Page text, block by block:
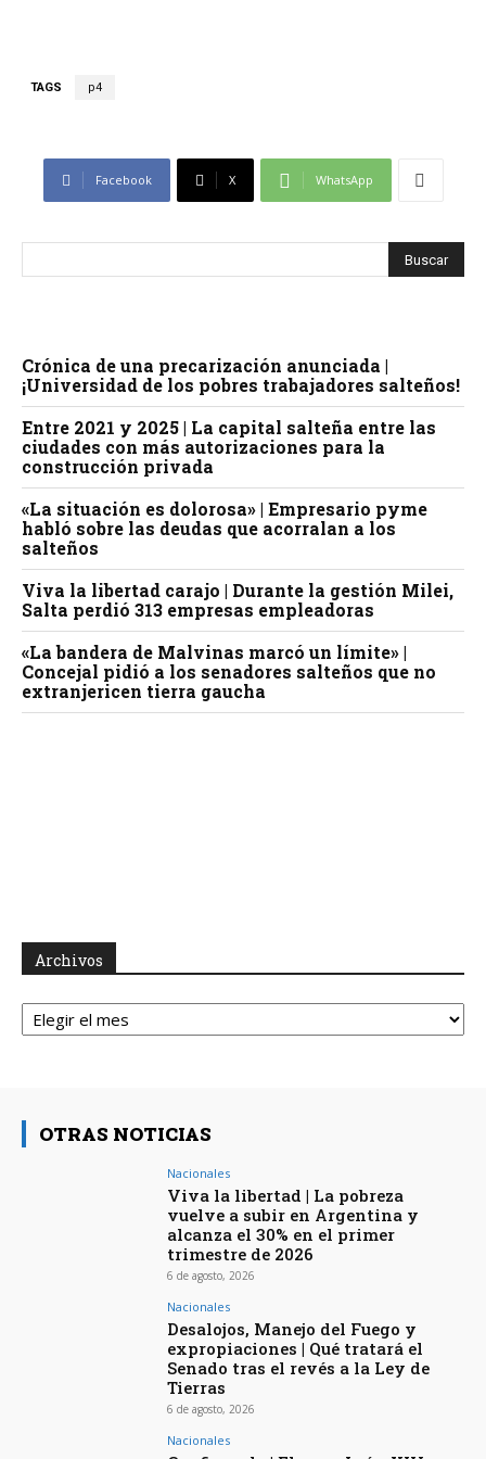
TAGS p4
Facebook X WhatsApp
Crónica de una precarización anunciada |
¡Universidad de los pobres trabajadores salteños!
Entre 2021 y 2025 | La capital salteña entre las
ciudades con más autorizaciones para la
construcción privada
«La situación es dolorosa» | Empresario pyme
habló sobre las deudas que acorralan a los
salteños
Viva la libertad carajo | Durante la gestión Milei,
Salta perdió 313 empresas empleadoras
«La bandera de Malvinas marcó un límite» |
Concejal pidió a los senadores salteños que no
extranjericen tierra gaucha
Archivos
Archivos
OTRAS NOTICIAS
Nacionales
Viva la libertad | La pobreza
vuelve a subir en Argentina y
alcanza el 30% en el primer
trimestre de 2026
6 de agosto, 2026
Nacionales
Desalojos, Manejo del Fuego y
expropiaciones | Qué tratará el
Senado tras el revés a la Ley de
Tierras
6 de agosto, 2026
Nacionales